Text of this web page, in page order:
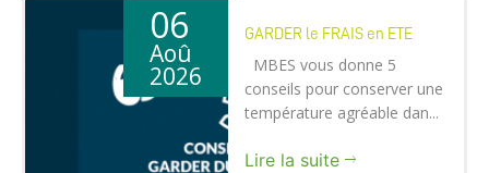
06
Aoû
2026
GARDER le FRAIS en ETE
MBES vous donne 5
conseils pour conserver une
température agréable dan...
Lire la suite